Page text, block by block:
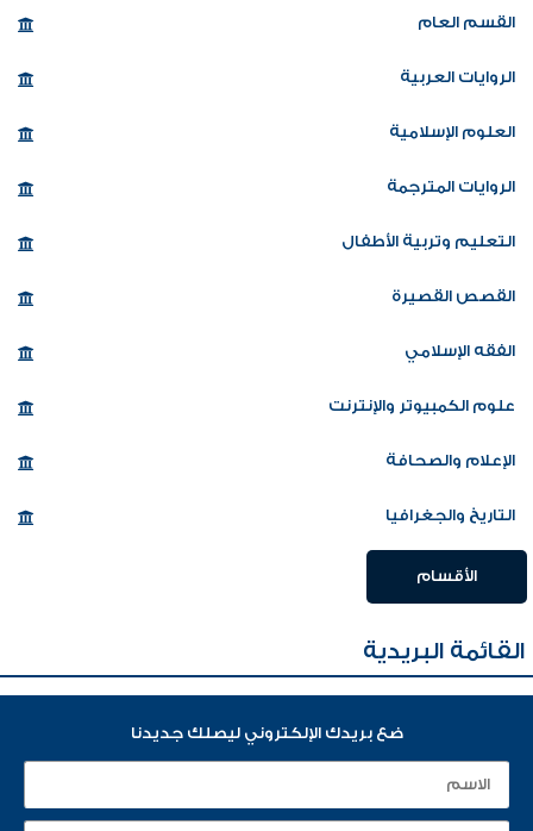
القسم العام
الروايات العربية
العلوم الإسلامية
الروايات المترجمة
التعليم وتربية الأطفال
القصص القصيرة
الفقه الإسلامي
علوم الكمبيوتر والإنترنت
الإعلام والصحافة
التاريخ والجغرافيا
الأقسام
القائمة البريدية
ضع بريدك الإلكتروني ليصلك جديدنا